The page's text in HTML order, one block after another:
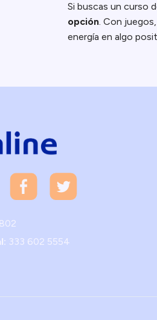
Si buscas un curso
opción. Con
energía en algo
333 602 5554